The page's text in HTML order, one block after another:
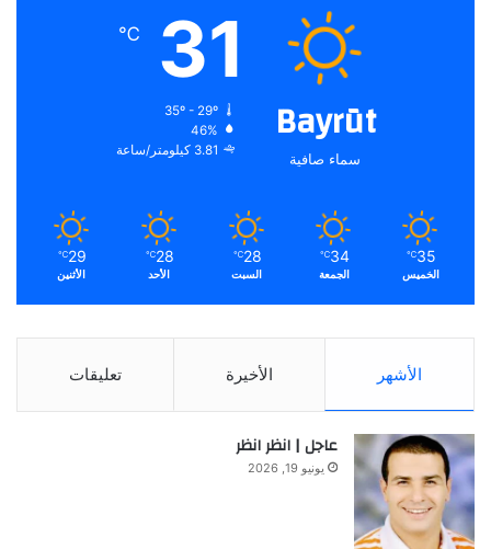
Bayrūt
سماء صافية
31
℃
35º - 29º
46%
3.81 كيلومتر/ساعة
35
℃
الخميس
34
℃
الجمعة
28
℃
السبت
28
℃
الأحد
29
℃
الأثنين
الأشهر الأخيرة تعليقات
عاجل | انظر انظر
يونيو 19, 2026